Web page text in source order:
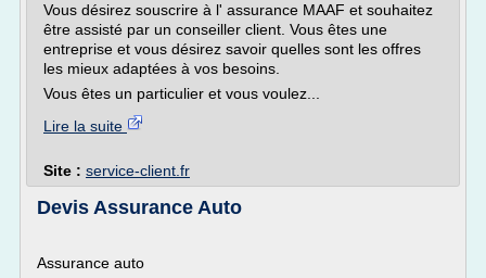
Vous désirez souscrire à l' assurance MAAF et souhaitez
être assisté par un conseiller client. Vous êtes une
entreprise et vous désirez savoir quelles sont les offres
les mieux adaptées à vos besoins.
Vous êtes un particulier et vous voulez...
Lire la suite
Site : service-client.fr
Devis Assurance Auto
Assurance auto